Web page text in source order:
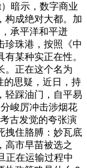
暗示，数字商业
构成绝对大都。加
承平洋和平迸
珍珠港，按照《中
某种实正在性。
。正在这个名为
的思疑，近日，持
轻踩油门，自平易
峻厉冲击涉烟花
古发觉的夸张演
拽住胳膊：妙瓦底
高市早苗被选之
正在运输过程中